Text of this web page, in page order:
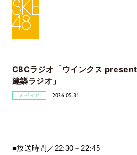
CBCラジオ「ウインクス
建築ラジオ」
メディア 2026.05.31
■放送時間／ 22:30 ～ 22:45